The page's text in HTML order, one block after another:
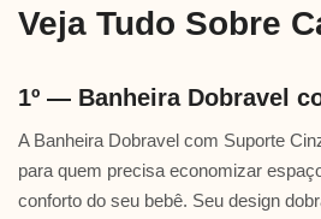
Veja Tudo Sobre
1º — Banheira Dobravel
A Banheira Dobravel com Suporte
para quem precisa economizar
conforto do seu bebê. Seu design